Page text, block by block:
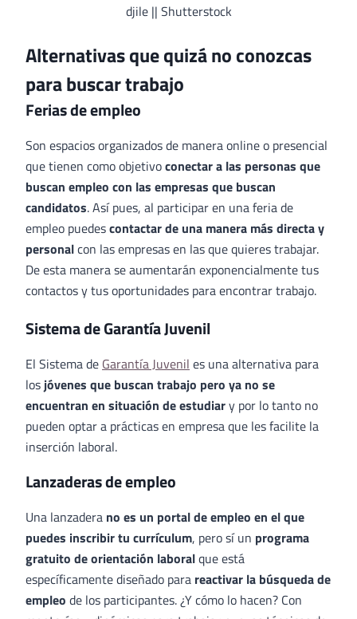
djile || Shutterstock
Alternativas que quizá no conozcas
para buscar trabajo
Ferias de empleo
Son espacios organizados de manera online o presencial
que tienen como objetivoconectar a las personas que
buscan empleo con las empresas que buscan
candidatos. Así pues, al participar en una feria de
empleo puedescontactar de una manera más directa y
personalcon las empresas en las que quieres trabajar.
De esta manera se aumentarán exponencialmente tus
contactos y tus oportunidades para encontrar trabajo.
Sistema de Garantía Juvenil
El Sistema de Garantía Juvenil es una alternativa para
los jóvenes que buscan trabajo pero ya no se
encuentran en situación de estudiary por lo tanto no
pueden optar a prácticas en empresa que les facilite la
inserción laboral.
Lanzaderas de empleo
Una lanzadera no es un portal de empleo en el que
puedes inscribir tu currículum, pero sí un programa
gratuito de orientación laboralque está
específicamente diseñado para reactivar la búsqueda de
empleo de los participantes. ¿Y cómo lo hacen? Con